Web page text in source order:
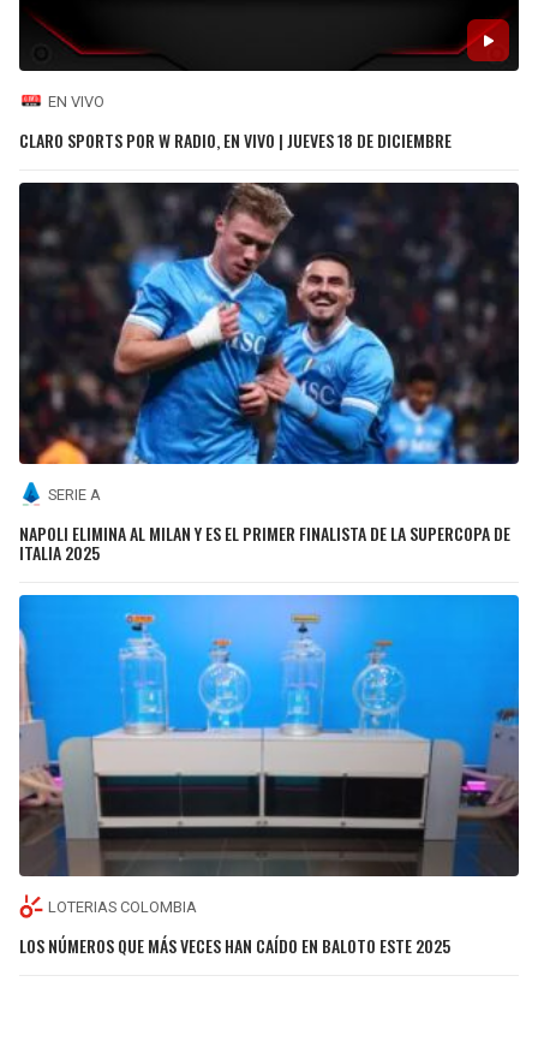
EN VIVO
CLARO SPORTS POR W RADIO, EN VIVO | JUEVES 18 DE DICIEMBRE
SERIE A
NAPOLI ELIMINA AL MILAN Y ES EL PRIMER FINALISTA DE LA SUPERCOPA DE
ITALIA 2025
LOTERIAS COLOMBIA
LOS NÚMEROS QUE MÁS VECES HAN CAÍDO EN BALOTO ESTE 2025